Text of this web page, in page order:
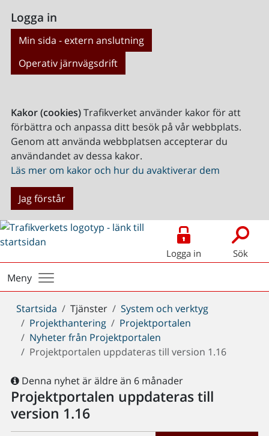
Logga in
Min sida - extern anslutning
Operativ järnvägsdrift
Kakor (cookies)Trafikverket använder kakor för att
förbättra och anpassa ditt besök på vår webbplats.
Genom att använda webbplatsen accepterar du
användandet av dessa kakor.
Läs mer om kakor och hur du avaktiverar dem
Jag förstår
Logga in Sök
Meny
Du
är
här:
Startsida Tjänster
System och verktyg
Projekthantering
Projektportalen
Nyheter från Projektportalen
Projektportalen uppdateras till version 1.16
Denna nyhet är äldre än 6 månader
Projektportalen uppdateras till
version 1.16